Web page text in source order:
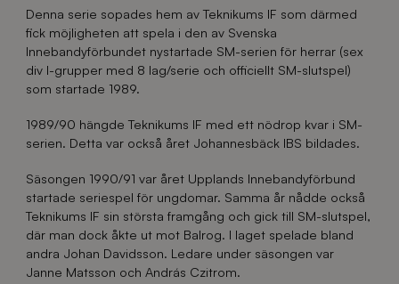
Denna serie sopades hem av Teknikums IF som därmed
fick möjligheten att spela i den av Svenska
Innebandyförbundet nystartade SM-serien för herrar (sex
div I-grupper med 8 lag/serie och officiellt SM-slutspel)
som startade 1989.
1989/90 hängde Teknikums IF med ett nödrop kvar i SM-
serien. Detta var också året Johannesbäck IBS bildades.
Säsongen 1990/91 var året Upplands Innebandyförbund
startade seriespel för ungdomar. Samma år nådde också
Teknikums IF sin största framgång och gick till SM-slutspel,
där man dock åkte ut mot Balrog. I laget spelade bland
andra Johan Davidsson. Ledare under säsongen var
Janne Matsson och András Czitrom.